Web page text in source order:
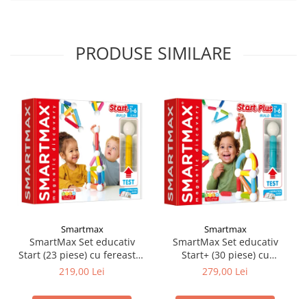
PRODUSE SIMILARE
Smartmax
SmartMax Set educativ
Start (23 piese) cu fereastra
de test
219,00 Lei
Smartmax
SmartMax Set educativ
Start+ (30 piese) cu
fereastra de test
279,00 Lei